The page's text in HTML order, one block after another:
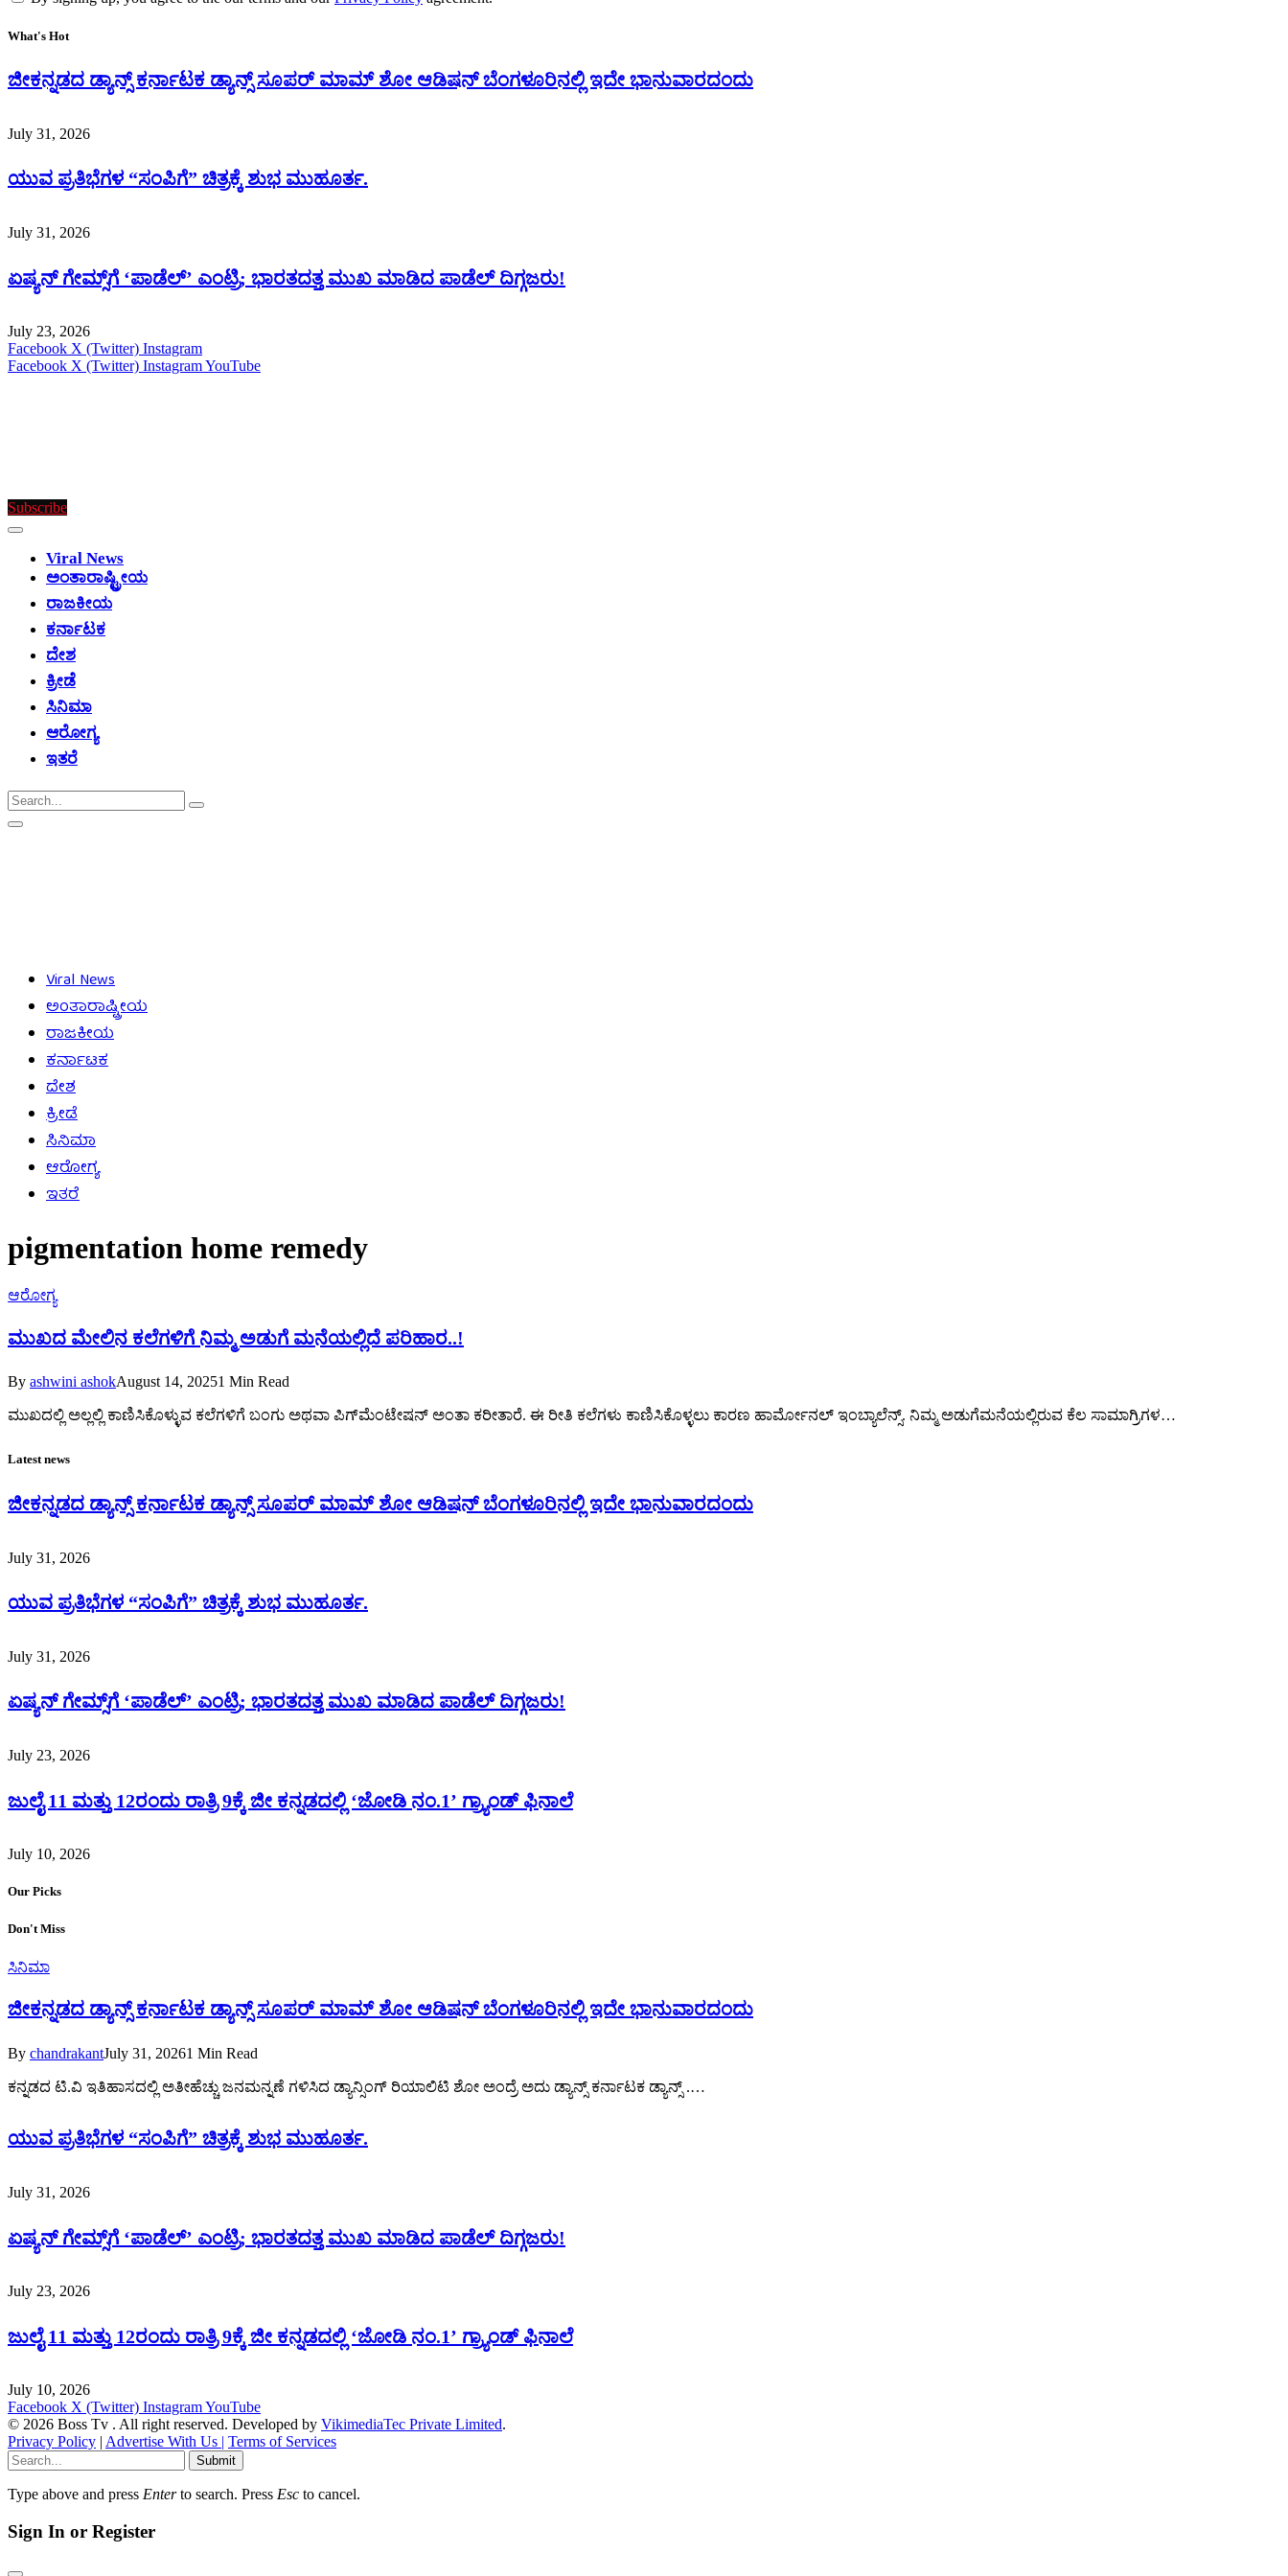
What's Hot
ಜೀಕನ್ನಡದ ಡ್ಯಾನ್ಸ್ ಕರ್ನಾಟಕ ಡ್ಯಾನ್ಸ್ ಸೂಪರ್ ಮಾಮ್ ಶೋ ಆಡಿಷನ್ ಬೆಂಗಳೂರಿನಲ್ಲಿ ಇದೇ ಭಾನುವಾರದಂದು
July 31, 2026
ಯುವ ಪ್ರತಿಭೆಗಳ “ಸಂಪಿಗೆ” ಚಿತ್ರಕ್ಕೆ ಶುಭ ಮುಹೂರ್ತ.
July 31, 2026
ಏಷ್ಯನ್ ಗೇಮ್ಸ್‌ಗೆ ‘ಪಾಡೆಲ್’ ಎಂಟ್ರಿ; ಭಾರತದತ್ತ ಮುಖ ಮಾಡಿದ ಪಾಡೆಲ್ ದಿಗ್ಗಜರು!
July 23, 2026
Facebook X (Twitter) Instagram
Facebook X (Twitter) InstagramYouTube
Subscribe
Viral News
ಅಂತಾರಾಷ್ಟ್ರೀಯ
ರಾಜಕೀಯ
ಕರ್ನಾಟಕ
ದೇಶ
ಕ್ರೀಡೆ
ಸಿನಿಮಾ
ಆರೋಗ್ಯ
ಇತರೆ
Viral News
ಅಂತಾರಾಷ್ಟ್ರೀಯ
ರಾಜಕೀಯ
ಕರ್ನಾಟಕ
ದೇಶ
ಕ್ರೀಡೆ
ಸಿನಿಮಾ
ಆರೋಗ್ಯ
ಇತರೆ
pigmentation home remedy
ಆರೋಗ್ಯ
ಮುಖದ ಮೇಲಿನ ಕಲೆಗಳಿಗೆ ನಿಮ್ಮ ಅಡುಗೆ ಮನೆಯಲ್ಲಿದೆ ಪರಿಹಾರ..!
By ashwini ashokAugust 14, 20251 Min Read
ಮುಖದಲ್ಲಿ ಅಲ್ಲಲ್ಲಿ ಕಾಣಿಸಿಕೊಳ್ಳುವ ಕಲೆಗಳಿಗೆ ಬಂಗು ಅಥವಾ ಪಿಗ್‌ಮೆಂಟೇಷನ್‌ ಅಂತಾ ಕರೀತಾರೆ. ಈ ರೀತಿ ಕಲೆಗಳು ಕಾಣಿಸಿಕೊಳ್ಳಲು ಕಾರಣ ಹಾರ್ಮೋನಲ್‌ ಇಂಬ್ಯಾಲೆನ್ಸ್.‌ ನಿಮ್ಮ ಅಡುಗೆಮನೆಯಲ್ಲಿರುವ ಕೆಲ ಸಾಮಾಗ್ರಿಗಳ…
Latest news
ಜೀಕನ್ನಡದ ಡ್ಯಾನ್ಸ್ ಕರ್ನಾಟಕ ಡ್ಯಾನ್ಸ್ ಸೂಪರ್ ಮಾಮ್ ಶೋ ಆಡಿಷನ್ ಬೆಂಗಳೂರಿನಲ್ಲಿ ಇದೇ ಭಾನುವಾರದಂದು
July 31, 2026
ಯುವ ಪ್ರತಿಭೆಗಳ “ಸಂಪಿಗೆ” ಚಿತ್ರಕ್ಕೆ ಶುಭ ಮುಹೂರ್ತ.
July 31, 2026
ಏಷ್ಯನ್ ಗೇಮ್ಸ್‌ಗೆ ‘ಪಾಡೆಲ್’ ಎಂಟ್ರಿ; ಭಾರತದತ್ತ ಮುಖ ಮಾಡಿದ ಪಾಡೆಲ್ ದಿಗ್ಗಜರು!
July 23, 2026
ಜುಲೈ 11 ಮತ್ತು 12ರಂದು ರಾತ್ರಿ 9ಕ್ಕೆ ಜೀ ಕನ್ನಡದಲ್ಲಿ ‘ಜೋಡಿ ನಂ.1’ ಗ್ರ್ಯಾಂಡ್ ಫಿನಾಲೆ
July 10, 2026
Our Picks
Don't Miss
ಸಿನಿಮಾ
ಜೀಕನ್ನಡದ ಡ್ಯಾನ್ಸ್ ಕರ್ನಾಟಕ ಡ್ಯಾನ್ಸ್ ಸೂಪರ್ ಮಾಮ್ ಶೋ ಆಡಿಷನ್ ಬೆಂಗಳೂರಿನಲ್ಲಿ ಇದೇ ಭಾನುವಾರದಂದು
By chandrakantJuly 31, 20261 Min Read
ಕನ್ನಡದ ಟಿ.ವಿ ಇತಿಹಾಸದಲ್ಲಿ ಅತೀಹೆಚ್ಚು ಜನಮನ್ನಣೆ ಗಳಿಸಿದ ಡ್ಯಾನ್ಸಿಂಗ್ ರಿಯಾಲಿಟಿ ಶೋ ಅಂದ್ರೆ ಅದು ಡ್ಯಾನ್ಸ್ ಕರ್ನಾಟಕ ಡ್ಯಾನ್ಸ್ .…
ಯುವ ಪ್ರತಿಭೆಗಳ “ಸಂಪಿಗೆ” ಚಿತ್ರಕ್ಕೆ ಶುಭ ಮುಹೂರ್ತ.
July 31, 2026
ಏಷ್ಯನ್ ಗೇಮ್ಸ್‌ಗೆ ‘ಪಾಡೆಲ್’ ಎಂಟ್ರಿ; ಭಾರತದತ್ತ ಮುಖ ಮಾಡಿದ ಪಾಡೆಲ್ ದಿಗ್ಗಜರು!
July 23, 2026
ಜುಲೈ 11 ಮತ್ತು 12ರಂದು ರಾತ್ರಿ 9ಕ್ಕೆ ಜೀ ಕನ್ನಡದಲ್ಲಿ ‘ಜೋಡಿ ನಂ.1’ ಗ್ರ್ಯಾಂಡ್ ಫಿನಾಲೆ
July 10, 2026
Facebook X (Twitter) InstagramYouTube
© 2026 Boss Tv . All right reserved. Developed by VikimediaTec Private Limited.
Privacy Policy | Advertise With Us | Terms of Services
Submit
Type above and press Enterto search. Press Esc to cancel.
Sign In or Register